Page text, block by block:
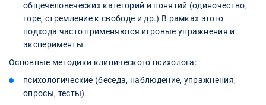
общечеловеческих категорий и понятий (одиночество,
горе, стремление к свободе и др.) В рамках этого
подхода часто применяются игровые упражнения и
эксперименты.
Основные методики клинического психолога:
психологические (беседа, наблюдение, упражнения,
опросы, тесты).